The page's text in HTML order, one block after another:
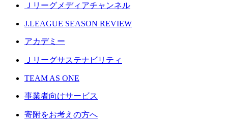
Ｊリーグメディアチャンネル
J.LEAGUE SEASON REVIEW
アカデミー
Ｊリーグサステナビリティ
TEAM AS ONE
事業者向けサービス
寄附をお考えの方へ